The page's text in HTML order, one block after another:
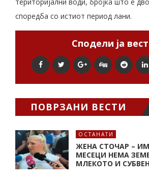
споредба со истиот период лани.
Сподели ја
ПОВРЗАНИ ВЕСТИ
ОСТАНАТИ
ЖЕНА СТОЧАР –
МЕСЕЦИ НЕМА
МЛЕКОТО И